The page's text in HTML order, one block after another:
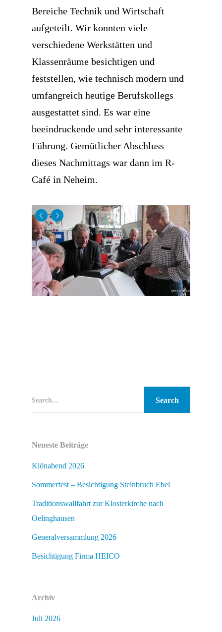
Bereiche Technik und Wirtschaft
aufgeteilt. Wir konnten viele
verschiedene Werkstätten und
Klassenräume besichtigen und
feststellen, wie technisch modern und
umfangreich heutige Berufskollegs
ausgestattet sind. Es war eine
beeindruckende und sehr interessante
Führung. Gemütlicher Abschluss
dieses Nachmittags war dann im R-
Café in Neheim.
Search...
Neueste Beiträge
Klönabend 2026
Sommerfest – Besichtigung Steinbruch Ebel
Traditionswallfahrt zur Klosterkirche nach
Oelinghausen
Generalversammlung 2026
Besichtigung Firma HEICO
Archiv
Juli 2026